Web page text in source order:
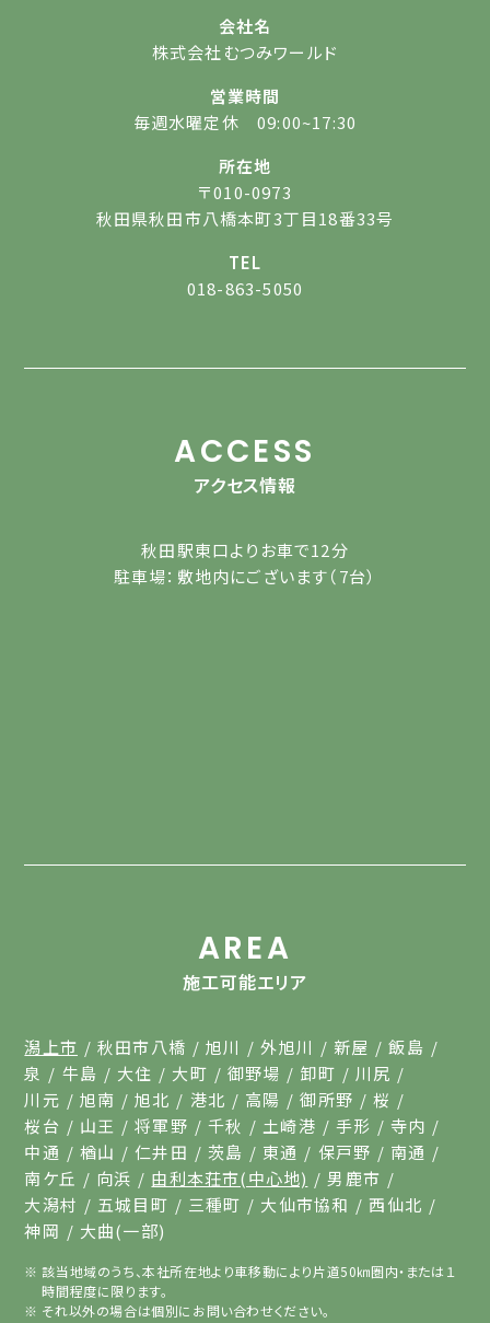
会社名
株式会社むつみワールド
営業時間
毎週水曜定休 09:00~17:30
所在地
〒010-0973
秋田県秋田市八橋本町3丁目18番33号
TEL
018-863-5050
ACCESS
アクセス情報
秋田駅東口よりお車で12分
駐車場：敷地内にございます（7台）
AREA
施工可能エリア
潟上市 秋田市八橋 旭川 外旭川 新屋
飯島
泉
牛島 大住 大町 御野場 卸町
川尻
川元
旭南 旭北 港北 高陽 御所野
桜
桜台
山王 将軍野 千秋 土崎港 手形
寺内
中通
楢山 仁井田 茨島 東通 保戸野
南通
南ケ丘
向浜 由利本荘市(中心地)
男鹿市
大潟村
五城目町 三種町 大仙市協和
西仙北
神岡
大曲(一部)
該当地域のうち、本社所在地より車移動により片道50㎞圏内・または１
時間程度に限ります。
それ以外の場合は個別にお問い合わせください。